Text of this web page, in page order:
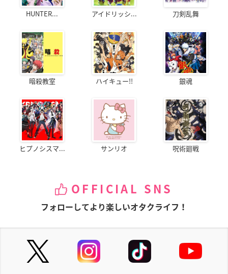
HUNTER... アイドリッシ... 刀剣乱舞
暗殺教室 ハイキュー!! 銀魂
ヒプノシスマ... サンリオ 呪術廻戦
OFFICIAL SNS
フォローしてより楽しいオタクライフ！